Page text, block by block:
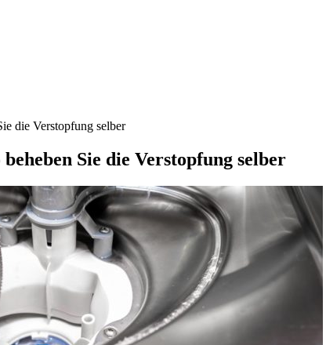
die Verstopfung selber
Sie die Verstopfung selber